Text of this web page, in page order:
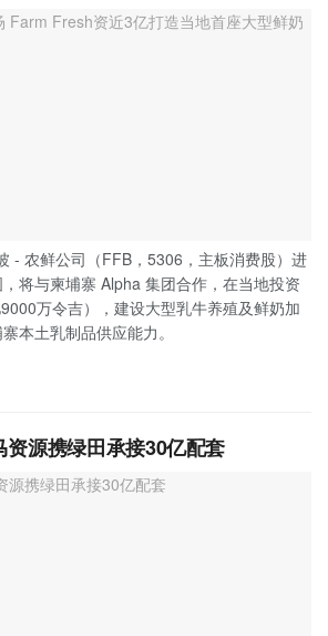
- 农鲜公司（FFB，5306，主板消费股）进
将与柬埔寨 Alpha 集团合作，在当地投资
万令吉），建设大型乳牛养殖及鲜奶加
本土乳制品供应能力。
源携绿田承接30亿配套